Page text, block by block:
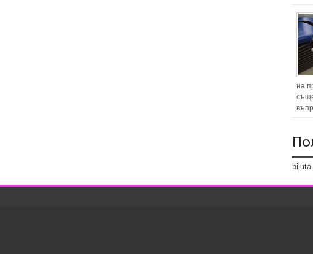
на